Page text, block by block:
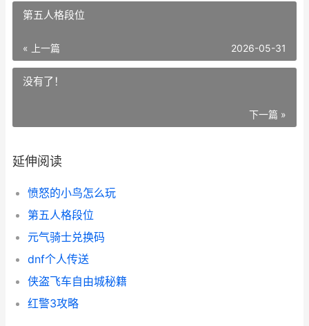
第五人格段位
« 上一篇 2026-05-31
没有了！
下一篇 »
延伸阅读
愤怒的小鸟怎么玩
第五人格段位
元气骑士兑换码
dnf个人传送
侠盗飞车自由城秘籍
红警3攻略